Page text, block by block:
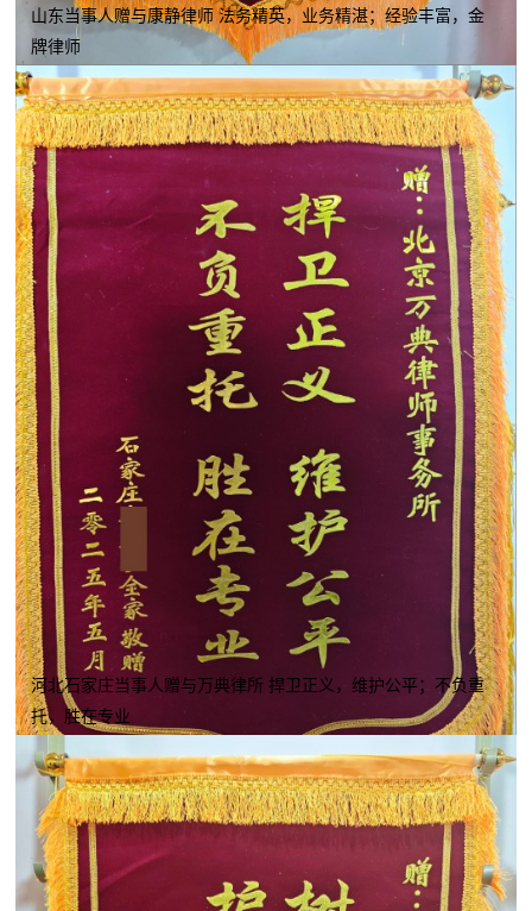
山东当事人赠与康静律师 法务精英，业务精湛；经验丰富，金
牌律师
河北石家庄当事人赠与万典律所 捍卫正义，维护公平；不负重
托，胜在专业